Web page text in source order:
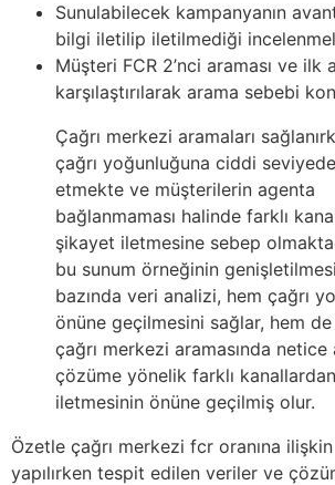
Sunulabilecek kampanyanın
bilgi iletilip iletilmediği
Müşteri FCR 2’nci araması ve ilk
karşılaştırılarak arama sebebi
Çağrı merkezi aramaları
çağrı yoğunluğuna ciddi
etmekte ve müşterilerin agenta
bağlanmaması halinde farklı
şikayet iletmesine sebep
bu sunum örneğinin
bazında veri analizi, hem çağrı
önüne geçilmesini sağlar, hem
çağrı merkezi aramasında netice
çözüme yönelik farklı
iletmesinin önüne geçilmiş olur.
Özetle çağrı merkezi fcr oranına
yapılırken tespit edilen veriler ve